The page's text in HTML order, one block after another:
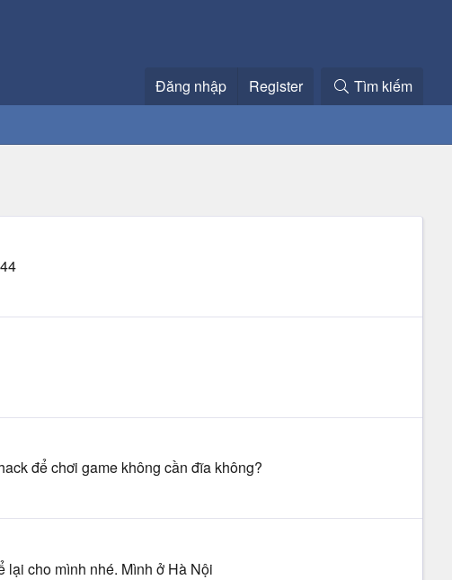
Đăng nhập Register Tìm kiếm
để chơi game không cần đĩa không?
lại cho mình nhé. Mình ở Hà Nội